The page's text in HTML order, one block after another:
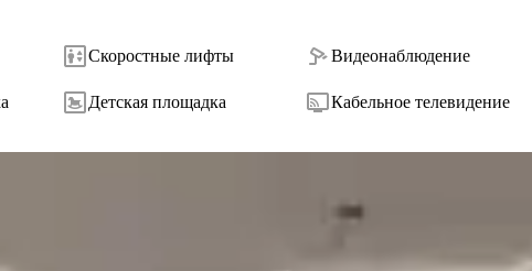
Скоростные лифты Видеонаблюдение
Детская площадка Кабельное телевидение